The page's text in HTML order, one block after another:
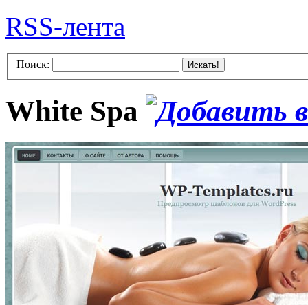
RSS-лента
Поиск: Искать!
White Spa